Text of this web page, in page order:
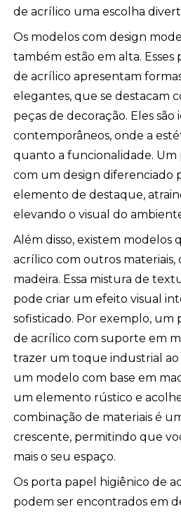
de acrílico uma escolha
Os modelos com design
também estão em alta.
de acrílico apresentam
elegantes, que se destacam
peças de decoração. Eles são
contemporâneos, onde a
quanto a funcionalidade.
com um design diferenciado
elemento de destaque,
elevando o visual do
Além disso, existem modelos
acrílico com outros materiais,
madeira. Essa mistura de
pode criar um efeito visual
sofisticado. Por exemplo, um
de acrílico com suporte em
trazer um toque industrial
um modelo com base em
um elemento rústico e
combinação de materiais é
crescente, permitindo que
mais o seu espaço.
Os porta papel higiênico de
podem ser encontrados em